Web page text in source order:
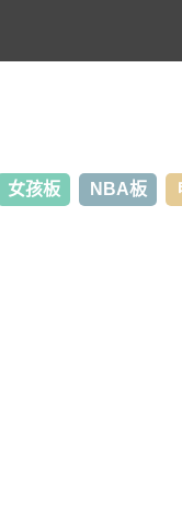
女孩板 NBA板